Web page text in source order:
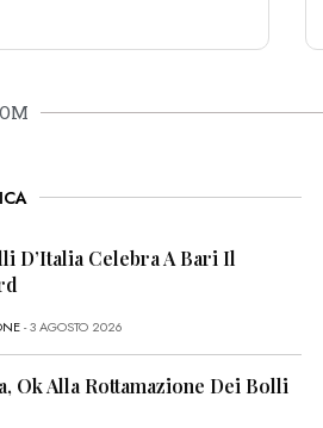
D’Italia Celebra A Bari Il
- 3 AGOSTO 2026
Ok Alla Rottamazione Dei Bolli